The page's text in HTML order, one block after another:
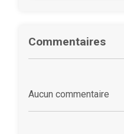
Commentaires
Aucun commentaire